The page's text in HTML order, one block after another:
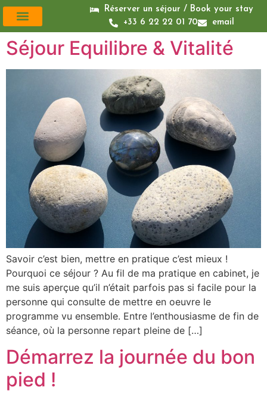
Réserver un séjour / Book your stay
+33 6 22 22 01 70
email
Séjour Equilibre & Vitalité
Savoir c’est bien, mettre en pratique c’est mieux !
Pourquoi ce séjour ? Au fil de ma pratique en cabinet, je
me suis aperçue qu’il n’était parfois pas si facile pour la
personne qui consulte de mettre en oeuvre le
programme vu ensemble. Entre l’enthousiasme de fin de
séance, où la personne repart pleine de […]
Démarrez la journée du bon
pied !